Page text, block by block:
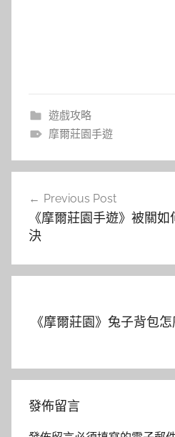
遊戲攻略
摩爾莊園手遊
覽
Previous Post
《摩爾莊園手遊》被關
決
《摩爾莊園》兔子背包
發佈留言